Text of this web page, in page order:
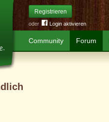
Registrieren
oder Login aktivieren
Community Forum